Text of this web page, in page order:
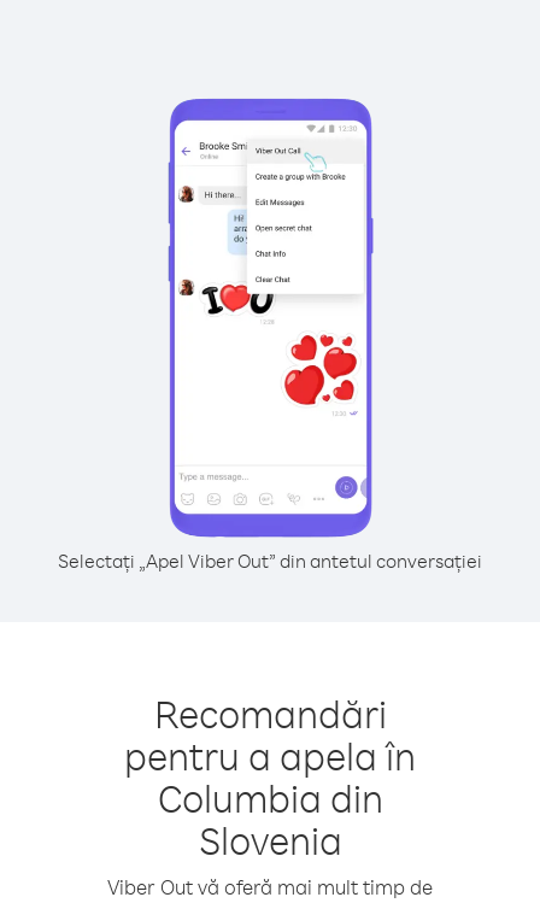
Selectați „Apel Viber Out” din antetul conversației
Recomandări
pentru a apela în
Columbia din
Slovenia
Viber Out vă oferă mai mult timp de